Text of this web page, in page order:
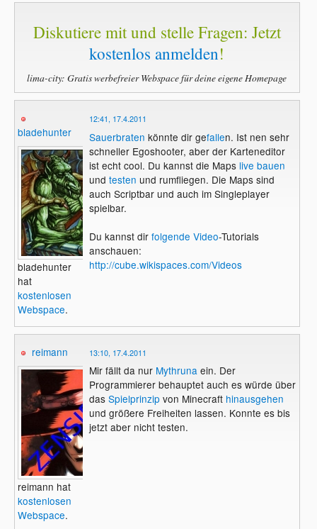
Diskutiere mit und stelle Fragen: Jetzt
kostenlos anmelden!
lima-city: Gratis werbefreier Webspace für deine eigene Homepage
bladehunter
bladehunter
hat
kostenlosen
Webspace.
12:41, 17.4.2011
Sauerbraten könnte dir gefallen. Ist nen sehr
schneller Egoshooter, aber der Karteneditor
ist echt cool. Du kannst die Maps live bauen
und testen und rumfliegen. Die Maps sind
auch Scriptbar und auch im Singleplayer
spielbar.
Du kannst dir folgende Video-Tutorials
anschauen:
http://cube.wikispaces.com/Videos
reimann
reimann hat
kostenlosen
Webspace.
13:10, 17.4.2011
Mir fällt da nur Mythrunaein. Der
Programmierer behauptet auch es würde über
das Spielprinzip von Minecraft hinausgehen
und größere Freiheiten lassen. Konnte es bis
jetzt aber nicht testen.